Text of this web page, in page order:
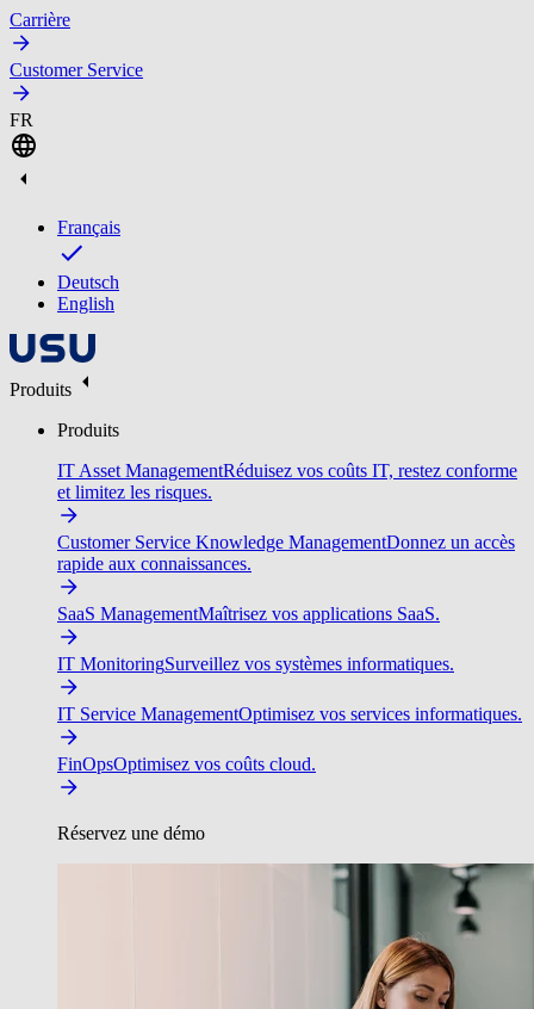
Carrière
Customer Service
FR
Français
Deutsch
English
Produits
Produits
IT Asset ManagementRéduisez vos coûts IT, restez conforme
et limitez les risques.
Customer Service Knowledge ManagementDonnez un accès
rapide aux connaissances.
SaaS ManagementMaîtrisez vos applications SaaS.
IT MonitoringSurveillez vos systèmes informatiques.
IT Service ManagementOptimisez vos services informatiques.
FinOpsOptimisez vos coûts cloud.
Réservez une démo